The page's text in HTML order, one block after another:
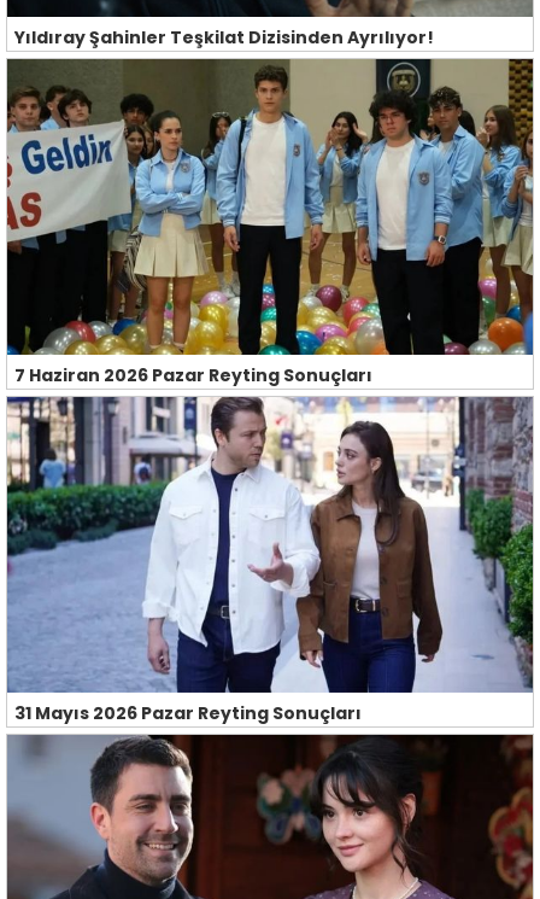
Yıldıray Şahinler Teşkilat Dizisinden Ayrılıyor!
7 Haziran 2026 Pazar Reyting Sonuçları
31 Mayıs 2026 Pazar Reyting Sonuçları